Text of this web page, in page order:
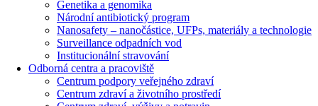
Genetika a genomika
Národní antibiotický program
Nanosafety – nanočástice, UFPs, materiály a technologie
Surveillance odpadních vod
Institucionální stravování
Odborná centra a pracoviště
Centrum podpory veřejného zdraví
Centrum zdraví a životního prostředí